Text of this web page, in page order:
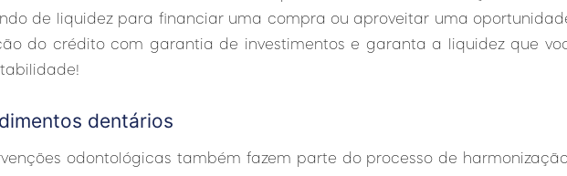
de liquidez para financiar uma compra ou aproveitar uma
do crédito com garantia de investimentos e garanta a liquidez que
dentários
odontológicas também fazem parte do processo de